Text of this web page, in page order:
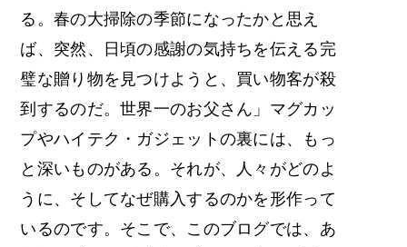
る。春の大掃除の季節になったかと思え
ば、突然、日頃の感謝の気持ちを伝える完
璧な贈り物を見つけようと、買い物客が殺
到するのだ。世界一のお父さん」マグカッ
プやハイテク・ガジェットの裏には、もっ
と深いものがある。それが、人々がどのよ
うに、そしてなぜ購入するのかを形作って
いるのです。そこで、このブログでは、あ